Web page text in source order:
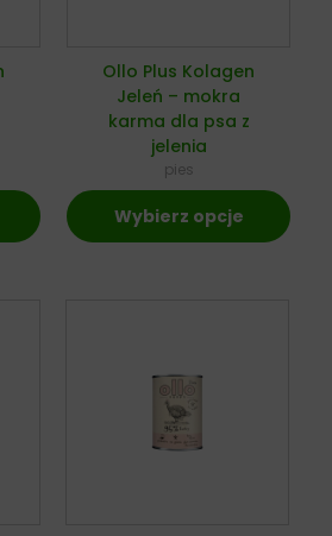
Ollo Plus Kolagen
Jeleń – mokra
karma dla psa z
jelenia
pies
Wybierz opcje